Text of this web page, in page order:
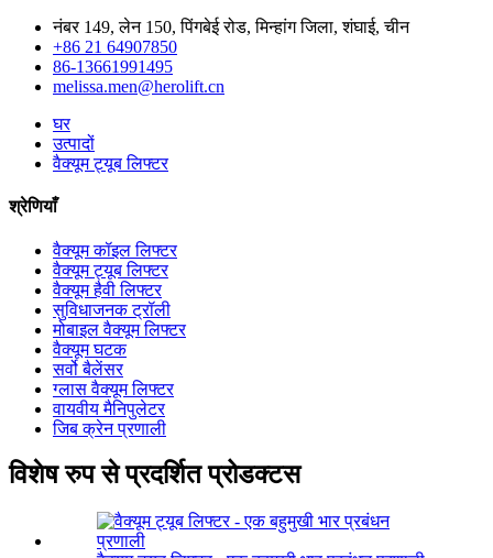
नंबर 149, लेन 150, पिंगबेई रोड, मिन्हांग जिला, शंघाई, चीन
+86 21 64907850
86-13661991495
melissa.men@herolift.cn
घर
उत्पादों
वैक्यूम ट्यूब लिफ्टर
श्रेणियाँ
वैक्यूम कॉइल लिफ्टर
वैक्यूम ट्यूब लिफ्टर
वैक्यूम हैवी लिफ्टर
सुविधाजनक ट्रॉली
मोबाइल वैक्यूम लिफ्टर
वैक्यूम घटक
सर्वो बैलेंसर
ग्लास वैक्यूम लिफ्टर
वायवीय मैनिपुलेटर
जिब क्रेन प्रणाली
विशेष रुप से प्रदर्शित प्रोडक्टस